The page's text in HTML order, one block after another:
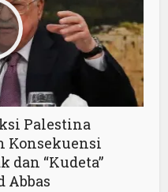
Palestina
Konsekuensi
dan “Kudeta”
Abbas